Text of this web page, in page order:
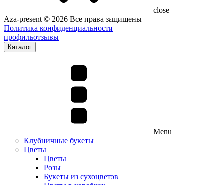
close
Aza-present © 2026 Все права защищены
Политика конфиденциальности
профильотзывы
Каталог
Menu
Клубничные букеты
Цветы
Цветы
Розы
Букеты из сухоцветов